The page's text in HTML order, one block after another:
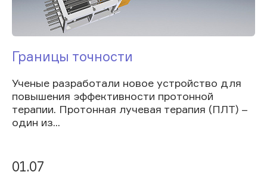
Границы точности
Ученые разработали новое устройство для
повышения эффективности протонной
терапии. Протонная лучевая терапия (ПЛТ) –
один из...
01.07